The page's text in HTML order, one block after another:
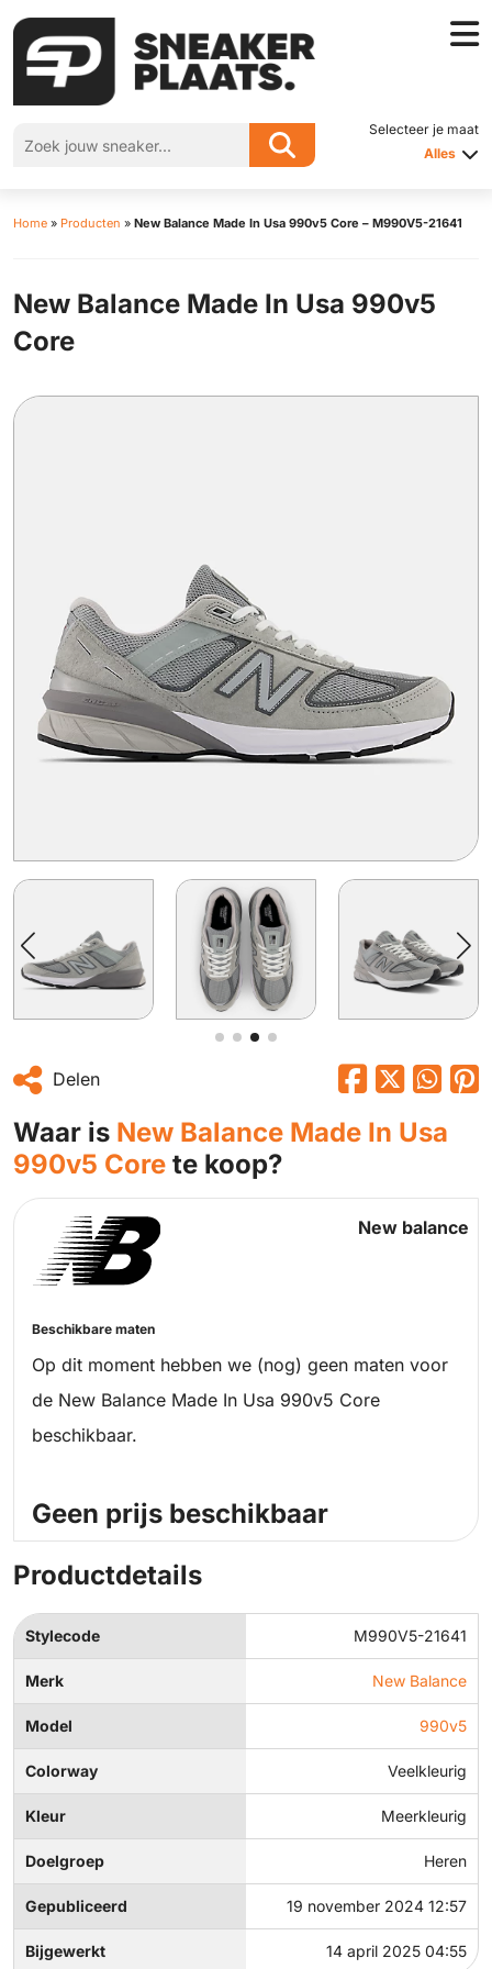
Selecteer je maat
Alles
Home » Producten » New Balance Made In Usa 990v5 Core – M990V5-21641
New Balance Made In Usa 990v5
Core
Delen
Waar is New Balance Made In Usa
990v5 Core te koop?
New balance
Beschikbare maten
Op dit moment hebben we (nog) geen maten voor
de New Balance Made In Usa 990v5 Core
beschikbaar.
Geen prijs beschikbaar
Productdetails
Stylecode M990V5-21641
Merk New Balance
Model 990v5
Colorway Veelkleurig
Kleur Meerkleurig
Doelgroep Heren
Gepubliceerd 19 november 2024 12:57
Bijgewerkt 14 april 2025 04:55